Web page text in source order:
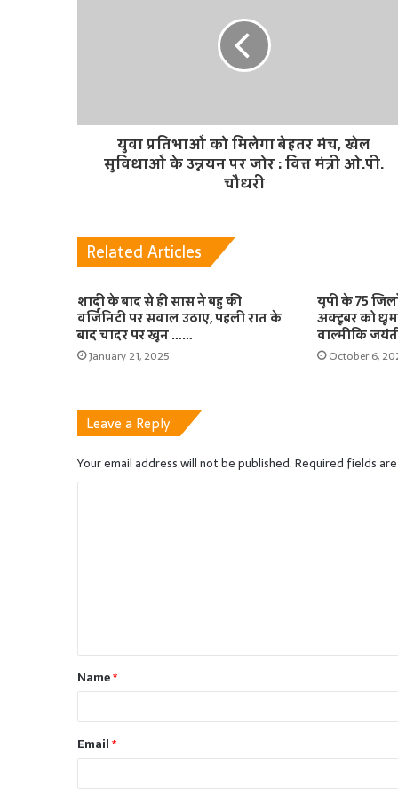
युवा प्रतिभाओं को मिलेगा बेहतर मंच, खेल
सुविधाओं के उन्नयन पर जोर : वित्त मंत्री ओ.पी.
चौधरी
Related Articles
शादी के बाद से ही सास ने बहु की
वर्जिनिटी पर सवाल उठाए, पहली रात के
बाद चादर पर खून ……
January 21, 2025
यूपी के 75
अक्टूबर को
वाल्मीकि
October 6,
Leave a Reply
Your email address will not be published.Required fields
t
*Name*
Email*